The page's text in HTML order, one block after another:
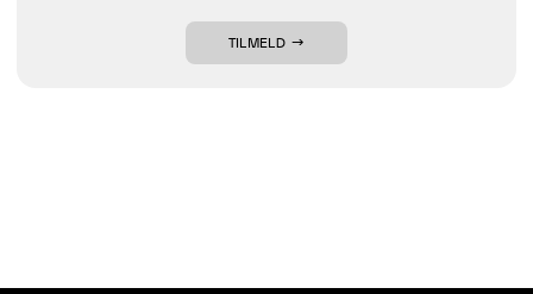
TILMELD